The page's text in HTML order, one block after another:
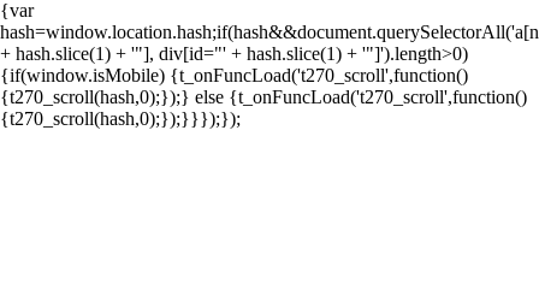
{var
+ hash.slice(1) + '"], div[id="' + hash.slice(1) + '"]').length>0)
{if(window.isMobile) {t_onFuncLoad('t270_scroll',function()
{t270_scroll(hash,0);});} else {t_onFuncLoad('t270_scroll',function()
{t270_scroll(hash,0);});}}});});